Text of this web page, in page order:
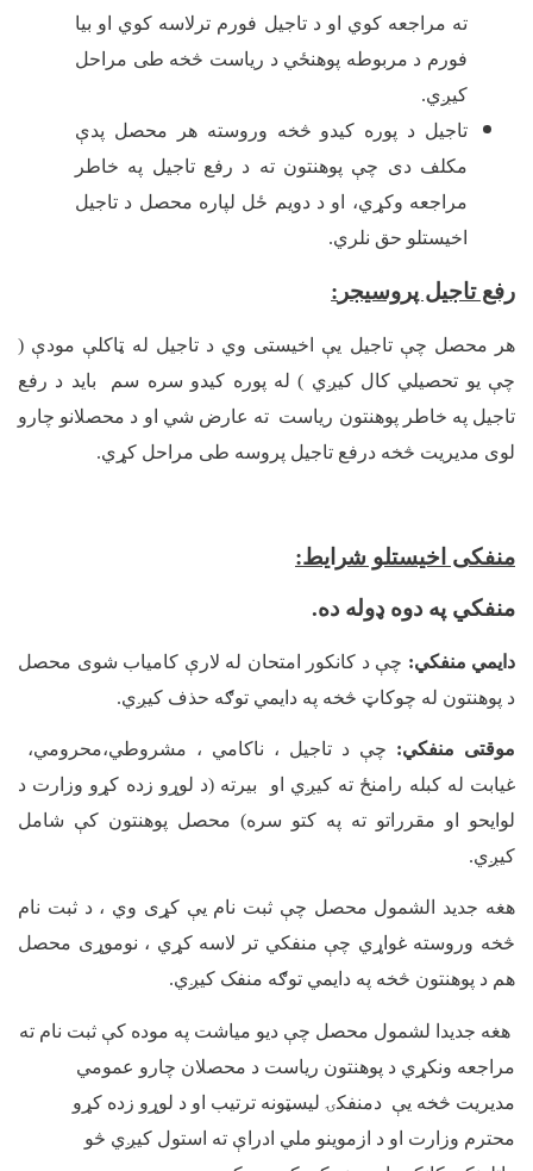
ته مراجعه کوي او د تاجیل فورم ترلاسه کوي او بیا
فورم د مربوطه پوهنځي د ریاست څخه طی مراحل
کیږي.
تاجيل د پوره کيدو څخه وروسته هر محصل پدې
مکلف دی چې پوهنتون ته د رفع تاجيل په خاطر
مراجعه وکړي، او د دویم ځل لپاره محصل د تاجيل
اخیستلو حق نلري.
رفع تاجیل پروسیجر :
هر محصل چې تاجیل یې اخیستی وي د تاجيل له ټاکلې مودې (
چې یو تحصیلي کال کیږي ) له پوره کیدو سره سم بايد د رفع
تاجيل په خاطر پوهنتون ریاست ته عارض شي او د محصلانو چارو
لوی مدیریت څخه درفع تاجیل پروسه طی مراحل کړي.
منفکی اخیستلو شرايط:
منفکي په دوه ډوله ده.
دایمي منفکي: چې د کانکور امتحان له لارې کامیاب شوی محصل
د پوهنتون له چوکاټ څخه په دایمي توګه حذف کیږي.
موقتی منفکي: چې د تاجیل ، ناکامي ، مشروطي،محرومي،
غیابت له کبله رامنځ ته کیږي او بیرته (د لوړو زده کړو وزارت د
لوایحو او مقرراتو ته په کتو سره) محصل پوهنتون کې شامل
کیږي.
هغه جديد الشمول محصل چې ثبت نام یې کړی وي ، د ثبت نام
څخه وروسته غواړي چې منفکي تر لاسه کړي ، نوموړی محصل
هم د پوهنتون څخه په دایمي توګه منفک کیږي.
هغه جديدا لشمول محصل چې دیو میاشت په موده کې ثبت نام ته
مراجعه ونکړي د پوهنتون ریاست د محصلان چارو عمومي
مدیریت څخه یې دمنفکۍ لیسټونه ترتیب او د لوړو زده کړو
محترم وزارت او د ازموینو ملي ادراې ته استول کیږي څو